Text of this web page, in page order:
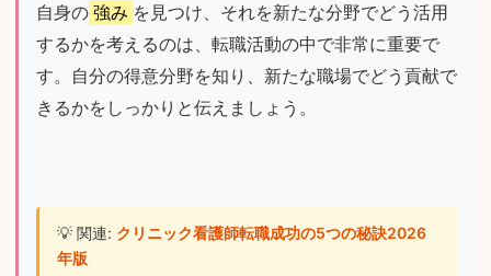
自身の 強み を見つけ、それを新たな分野でどう活用
するかを考えるのは、転職活動の中で非常に重要で
す。自分の得意分野を知り、新たな職場でどう貢献で
きるかをしっかりと伝えましょう。
💡 関連: クリニック看護師転職成功の5つの秘訣2026
年版